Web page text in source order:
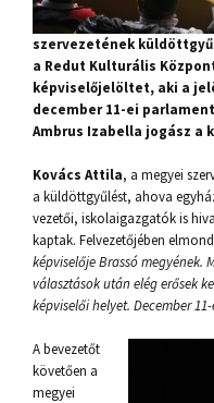
szervezetének
a Redut Kulturális
képviselőjelöltet, aki a
december 11-ei
Ambrus Izabella jogász a
Kovács Attila, a megyei
a küldöttgyűlést, ahova
vezetői, iskolaigazgatók is
kaptak. Felvezetőjében
képviselője Brassó megyének.
választások után elég erősek
képviselői helyet. December
A bevezetőt
követően a
megyei